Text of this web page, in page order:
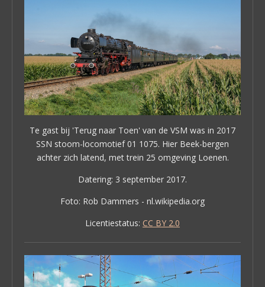
Te gast bij 'Terug naar Toen' van de VSM was in 2017
SSN stoom-locomotief 01 1075. Hier Beek-bergen
achter zich latend, met trein 25 omgeving Loenen.
Datering: 3 september 2017.
Foto: Rob Dammers - nl.wikipedia.org
Licentiestatus: CC BY 2.0